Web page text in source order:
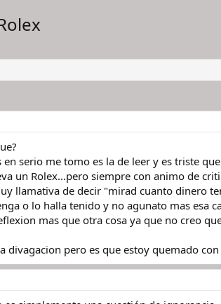
en serio me tomo es la de leer y es triste
un Rolex...pero siempre con animo de
llamativa de decir "mirad cuanto dinero
o lo halla tenido y no agunato mas esa
mas que otra cosa ya que no creo
divagacion pero es que estoy quemado